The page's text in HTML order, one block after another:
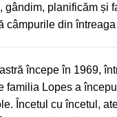
gândim, planificăm și
câmpurile din
începe în 1969,
familia Lopes a
Încetul cu încetul,